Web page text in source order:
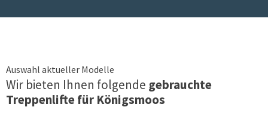
Auswahl aktueller Modelle
Wir bieten Ihnen folgende gebrauchte
Treppenlifte für Königsmoos